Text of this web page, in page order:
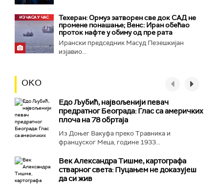
Техеран: Ормуз затворен све док САД не
промене понашање; Венс: Иран обећао
проток нафте у обиму од пре рата
Ирански председник Масуд Пезешкијан
изјавио...
ОКО
Едо Љубић, највољенији певач
предратног Београда: Глас са америчких
плоча на 78 обртаја
Из Доњег Вакуфа преко Травника и
француског Меца, године 1933...
Век Александра Тишме, картографа
стварног света: Пуцањем не доказујеш
да си жив